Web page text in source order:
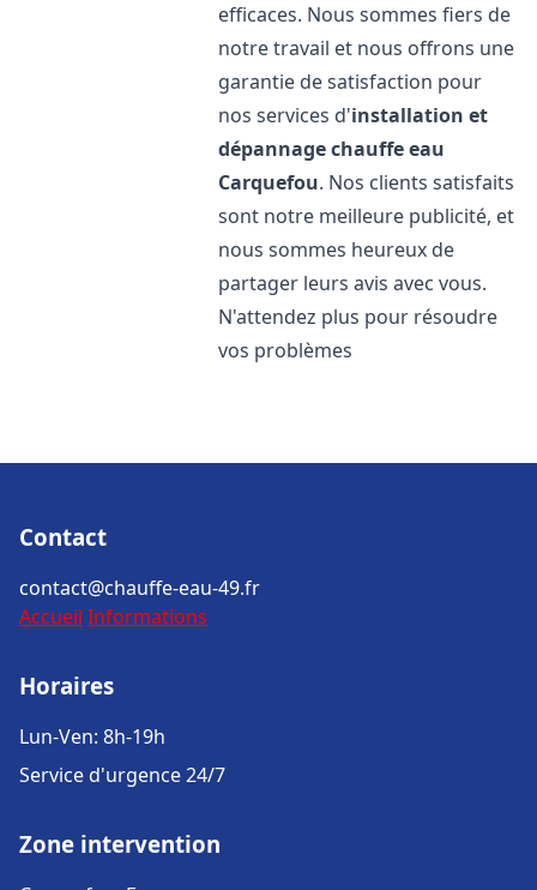
efficaces. Nous sommes fiers de
notre travail et nous offrons une
garantie de satisfaction pour
nos services d'installation et
dépannage chauffe eau
Carquefou. Nos clients satisfaits
sont notre meilleure publicité, et
nous sommes heureux de
partager leurs avis avec vous.
N'attendez plus pour résoudre
vos problèmes
Contact
contact@chauffe-eau-49.fr
Accueil Informations
Horaires
Lun-Ven: 8h-19h
Service d'urgence 24/7
Zone intervention